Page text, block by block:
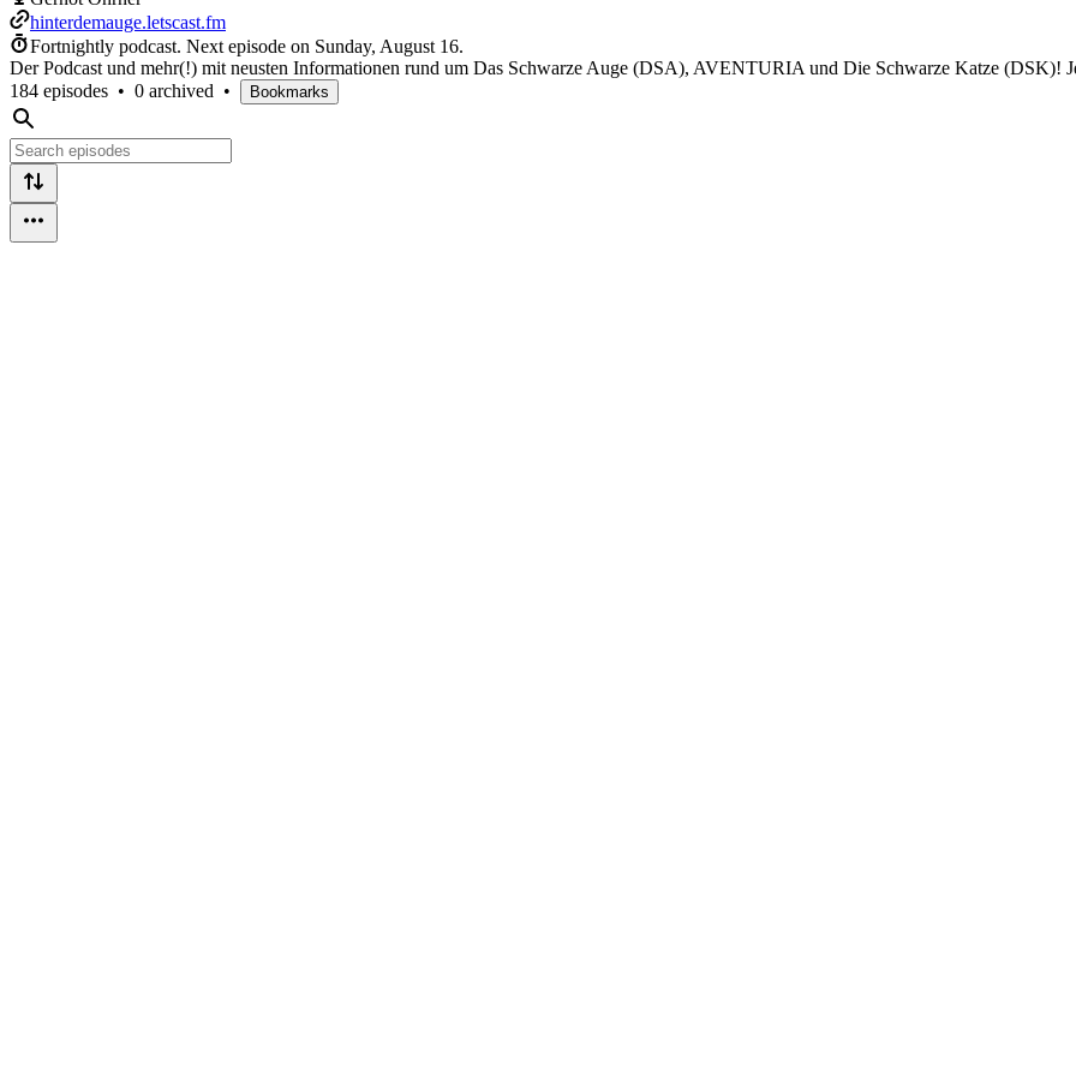
hinterdemauge.letscast.fm
Fortnightly podcast. Next episode on Sunday, August 16.
Der Podcast und mehr(!) mit neusten Informationen rund um Das Schwarze Auge (DSA), AVENTURIA und Die Schwarze Katze (DSK)!
184 episodes • 0 archived • Bookmarks